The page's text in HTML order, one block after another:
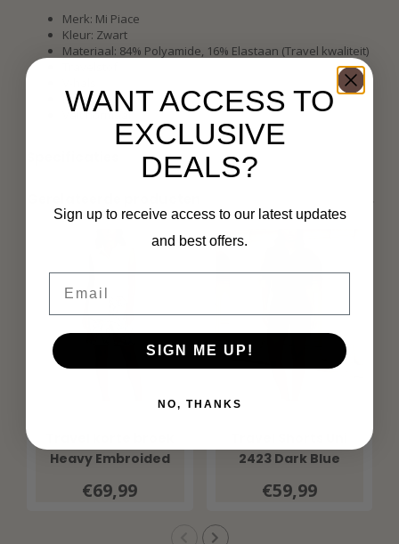
Merk: Mi Piace
Kleur: Zwart
Materiaal: 84% Polyamide, 16% Elastaan (Travel kwaliteit)
Mouwloos
Valt normaal
Heavy Embroided
Multicolour
€69,99
2423 Dark Blue
€59,99
WANT ACCESS TO
EXCLUSIVE
DEALS?
Sign up to receive access to our latest updates
and best offers.
SIGN ME UP!
NO, THANKS